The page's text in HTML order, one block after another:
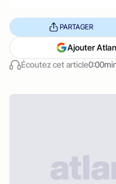
Écoutez cet article
PARTAGER
Ajouter